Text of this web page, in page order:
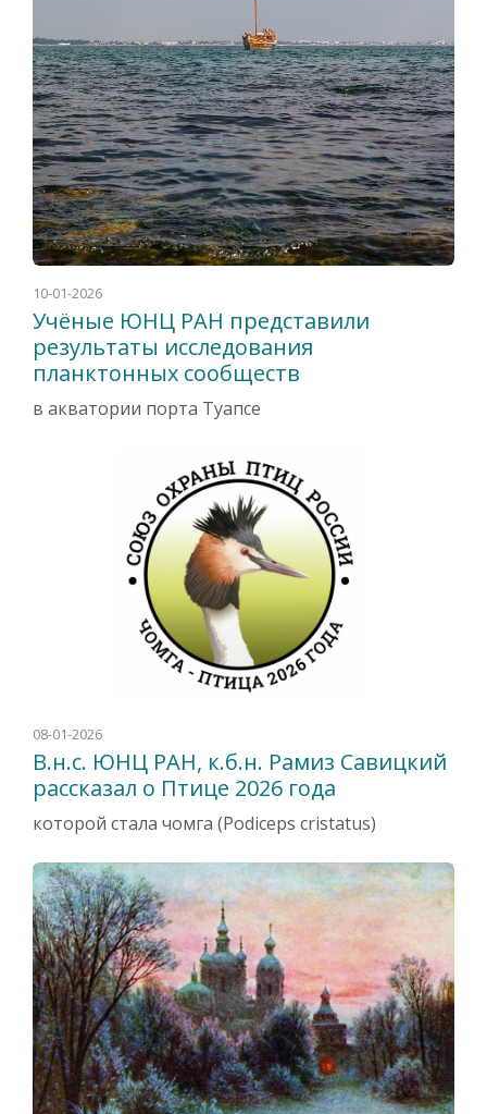
10-01-2026
Учёные ЮНЦ РАН представили
результаты исследования
планктонных сообществ
в акватории порта Туапсе
08-01-2026
В.н.с. ЮНЦ РАН, к.б.н. Рамиз Савицкий
рассказал о Птице 2026 года
которой стала чомга (Podiceps cris­ta­tus)